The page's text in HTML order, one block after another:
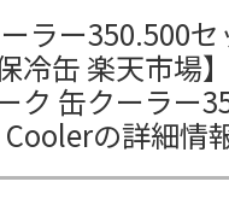
ラー350.500
冷缶 楽天市場】
ク 缶クーラー
の詳細情